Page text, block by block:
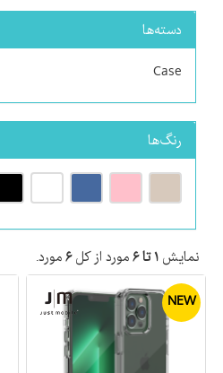
دسته‌ها
Case
رنگ‌ها
نمایش ۱ تا ۶ مورد از کل۶ مورد.
NEW